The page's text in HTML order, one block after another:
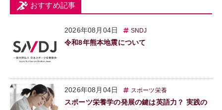
おすすめ記事
2026年08月04日 SNDJ
令和8年熊本地震について
2026年08月04日 スポーツ栄養
スポーツ栄養学の発展の鍵は英語力？ 実践の